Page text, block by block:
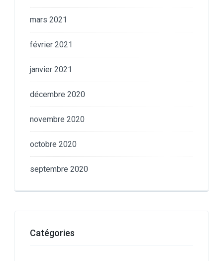
mars 2021
février 2021
janvier 2021
décembre 2020
novembre 2020
octobre 2020
septembre 2020
Catégories